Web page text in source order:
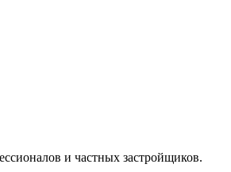
и частных застройщиков.